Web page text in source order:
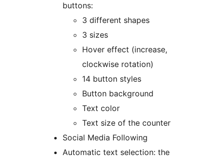
buttons:
3 different shapes
3 sizes
Hover effect (increase,
clockwise rotation)
14 button styles
Button background
Text color
Text size of the counter
Social Media Following
Automatic text selection: the